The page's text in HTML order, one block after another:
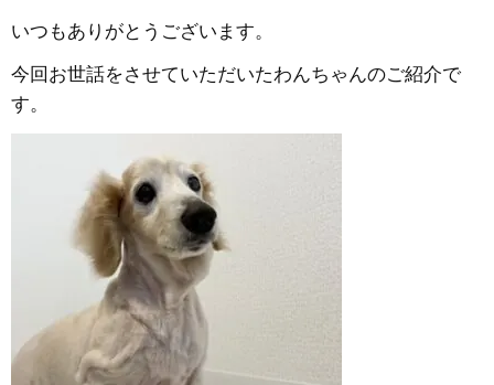
いつもありがとうございます。
今回お世話をさせていただいたわんちゃんのご紹介で
す。